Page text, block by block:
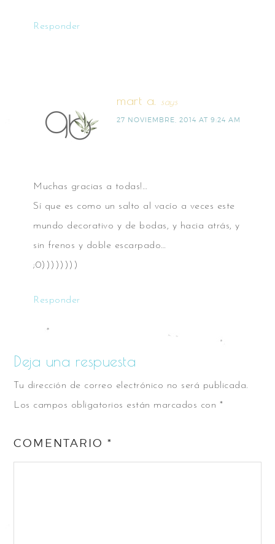
Responder
mart a. says
27 NOVIEMBRE, 2014 AT 9:24 AM
Muchas gracias a todas!…
Sí que es como un salto al vacío a veces este
mundo decorativo y de bodas, y hacia atrás, y
sin frenos y doble escarpado…
;0))))))))
Responder
Deja una respuesta
Tu dirección de correo electrónico no será publicada.
Los campos obligatorios están marcados con *
COMENTARIO*